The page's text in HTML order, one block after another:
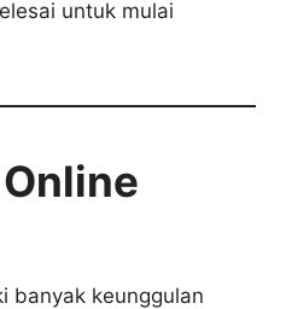
untuk mulai
banyak keunggulan